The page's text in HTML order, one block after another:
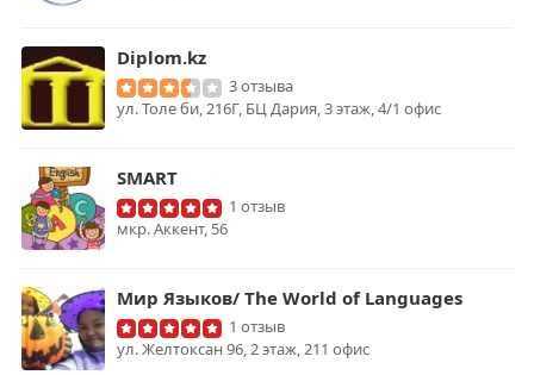
Diplom.kz
3 отзыва
ул. Толе би, 216Г, БЦ Дария, 3 этаж, 4/1 офис
SMART
1 отзыв
мкр. Аккент, 56
Мир Языков/ The World of Languages
1 отзыв
ул. Желтоксан 96, 2 этаж, 211 офис